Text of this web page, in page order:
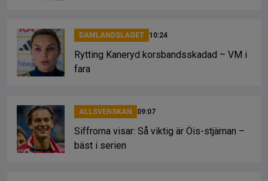
DAMLANDSLAGET 10:24
Rytting Kaneryd korsbandsskadad – VM i
fara
ALLSVENSKAN 09:07
Siffrorna visar: Så viktig är Öis-stjärnan –
bäst i serien